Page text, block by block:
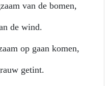
van de bomen,
de wind.
op gaan komen,
getint.